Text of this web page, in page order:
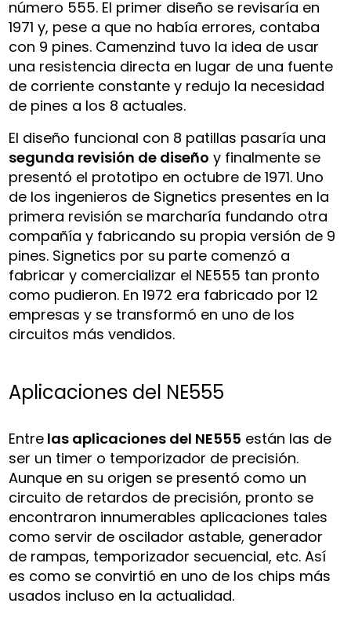
número 555. El primer diseño se revisaría en
1971 y, pese a que no había errores, contaba
con 9 pines. Camenzind tuvo la idea de usar
una resistencia directa en lugar de una fuente
de corriente constante y redujo la necesidad
de pines a los 8 actuales.
El diseño funcional con 8 patillas pasaría una
segunda revisión de diseño y finalmente se
presentó el prototipo en octubre de 1971. Uno
de los ingenieros de Signetics presentes en la
primera revisión se marcharía fundando otra
compañía y fabricando su propia versión de 9
pines. Signetics por su parte comenzó a
fabricar y comercializar el NE555 tan pronto
como pudieron. En 1972 era fabricado por 12
empresas y se transformó en uno de los
circuitos más vendidos.
Aplicaciones del NE555
Entre las aplicaciones del NE555 están las de
ser un timer o temporizador de precisión.
Aunque en su origen se presentó como un
circuito de retardos de precisión, pronto se
encontraron innumerables aplicaciones tales
como servir de oscilador astable, generador
de rampas, temporizador secuencial, etc. Así
es como se convirtió en uno de los chips más
usados incluso en la actualidad.